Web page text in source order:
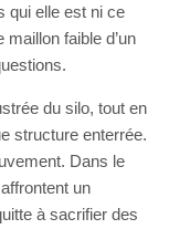
qui elle est ni ce
faible d’un
du silo, tout en
structure enterrée.
Dans le
un
à sacrifier des